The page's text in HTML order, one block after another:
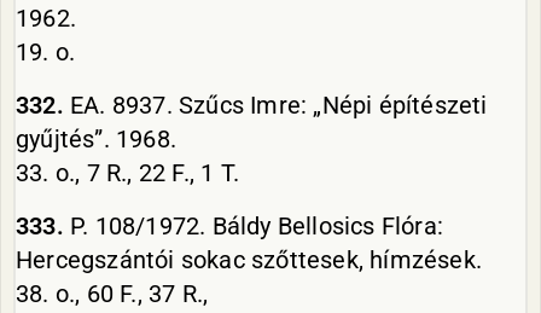
1962.
19. o.
332. EA. 8937. Szűcs Imre: „Népi építészeti
gyűjtés”. 1968.
33. o., 7 R., 22 F., 1 T.
333. P. 108/1972. Báldy Bellosics Flóra:
Hercegszántói sokac szőttesek, hímzések.
38. o., 60 F., 37 R.,